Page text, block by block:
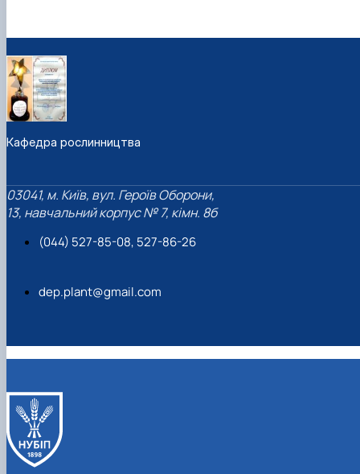
Кафедра рослинництва
03041, м. Київ, вул. Героїв Оборони,
13, навчальний корпус № 7, кімн. 8б
(044) 527-85-08, 527-86-26
dep.plant@gmail.com